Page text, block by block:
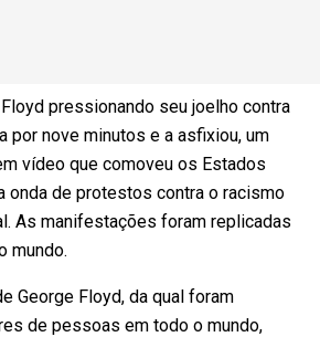
pressionando seu joelho contra
por nove minutos e a asfixiou, um
vídeo que comoveu os Estados
onda de protestos contra o racismo
As manifestações foram replicadas
mundo.
George Floyd, da qual foram
de pessoas em todo o mundo,